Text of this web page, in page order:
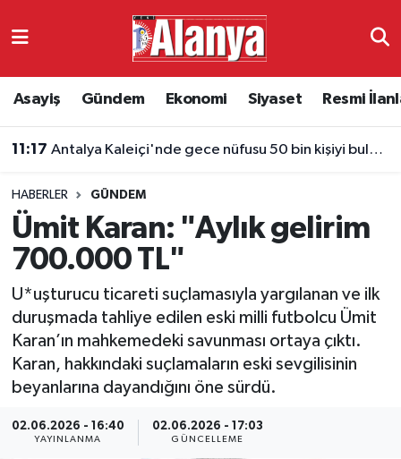
Asayiş Gündem Ekonomi Siyaset Resmi
11:17 Antalya Kaleiçi'nde gece nüfusu 50 bin kişiyi buluyor
HABERLER GÜNDEM
Ümit Karan: "Aylık gelirim
700.000 TL"
U*uşturucu ticareti suçlamasıyla yargılanan ve ilk
duruşmada tahliye edilen eski milli futbolcu Ümit
Karan’ın mahkemedeki savunması ortaya çıktı.
Karan, hakkındaki suçlamaların eski sevgilisinin
beyanlarına dayandığını öne sürdü.
02.06.2026 - 16:40
YAYINLANMA
02.06.2026 - 17:03
GÜNCELLEME
Ekonomi
Resmi İlanlar
Alanyaspor
Turizm
E-Gazete
Antalya Namaz Vakitleri
Süper Lig Puan Durumu ve Fikstür
Tüm Manşetler
Son Dakika Haberleri
Haber Arşivi